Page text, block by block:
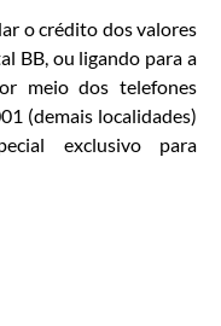
o crédito dos valores
BB, ou ligando para a
meio dos telefones
(demais localidades)
exclusivo para